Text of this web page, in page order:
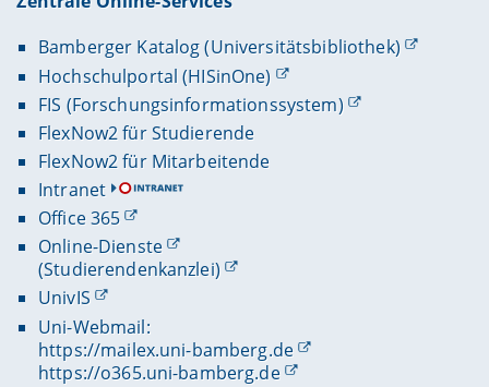
Bamberger Katalog (Universitätsbibliothek)
Hochschulportal (HISinOne)
FIS (Forschungsinformationssystem)
FlexNow2 für Studierende
FlexNow2 für Mitarbeitende
Intranet
Office 365
Online-Dienste
(Studierendenkanzlei)
UnivIS
Uni-Webmail:
https://mailex.uni-bamberg.de
https://o365.uni-bamberg.de